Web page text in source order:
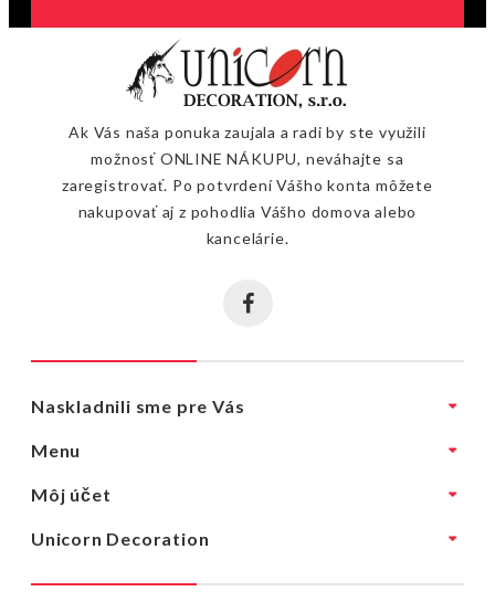
Ak Vás naša ponuka zaujala a radi by ste využili
možnosť ONLINE NÁKUPU, neváhajte sa
zaregistrovať. Po potvrdení Vášho konta môžete
nakupovať aj z pohodlia Vášho domova alebo
kancelárie.
Naskladnili sme pre Vás
Menu
Môj účet
Unicorn Decoration